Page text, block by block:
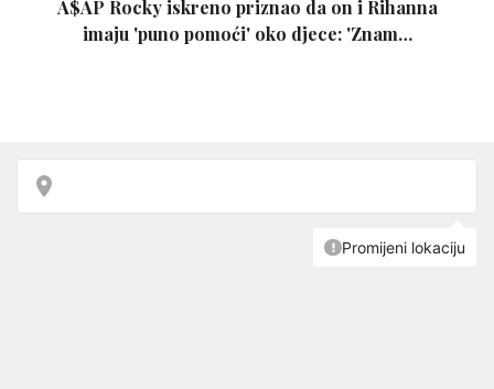
A$AP Rocky iskreno priznao da on i Rihanna
imaju 'puno pomoći' oko djece: 'Znam…